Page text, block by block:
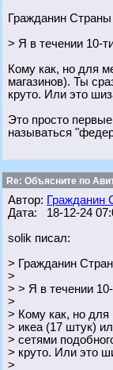
Гражданин
> Я в течении 10-
Кому как, но для
магазинов). Ты
круто. Или это
Это просто
называться
Re: Объясните по
Автор: Гражданин
Дата: 18-12-24
solik писал:
> Гражданин
>
> > Я в течении
>
> Кому как, но
> икеа (17 штук)
> сетями
> круто. Или это
>